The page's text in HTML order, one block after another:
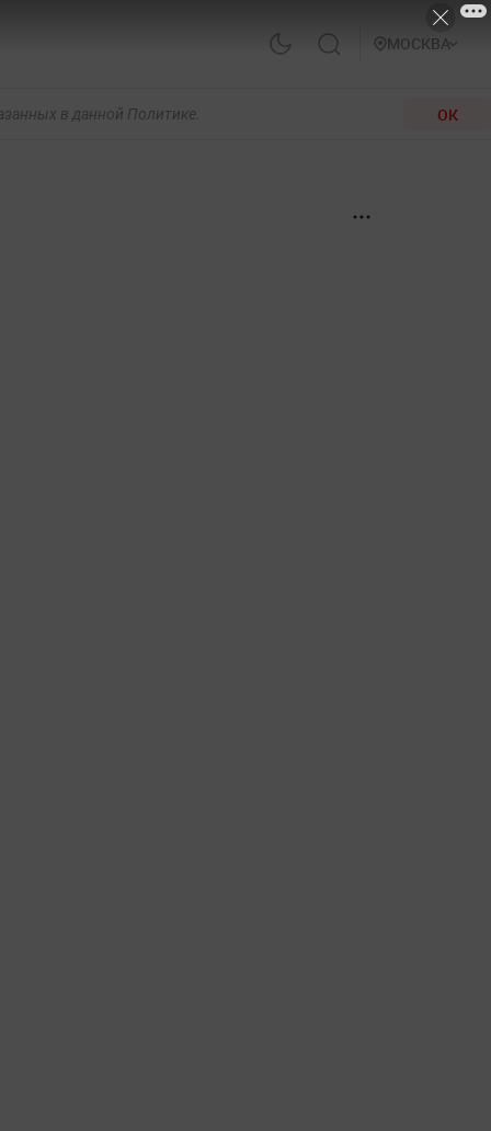
МОСКВА
в данной Политике. ОК